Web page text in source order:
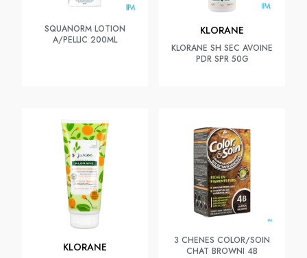
SQUANORM LOTION
A/PELLIC 200ML
KLORANE
KLORANE SH SEC AVOINE
PDR SPR 50G
KLORANE
3 CHENES COLOR/SOIN
CHAT BROWNI 4B